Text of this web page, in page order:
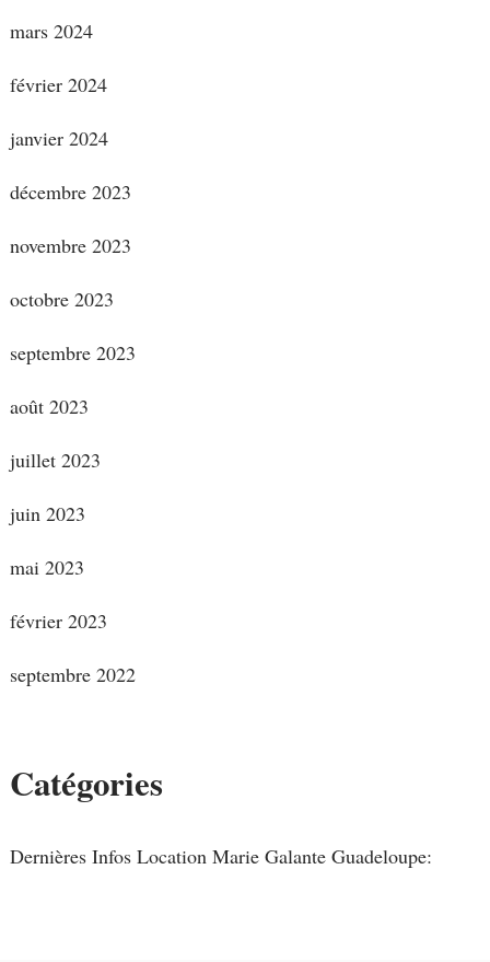
mars 2024
février 2024
janvier 2024
décembre 2023
novembre 2023
octobre 2023
septembre 2023
août 2023
juillet 2023
juin 2023
mai 2023
février 2023
septembre 2022
Catégories
Dernières Infos Location Marie Galante Guadeloupe: